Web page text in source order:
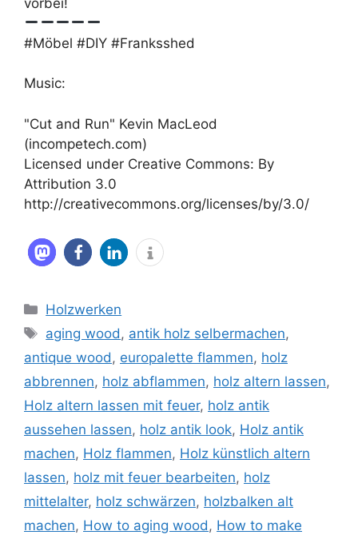
#Möbel #DIY #Franksshed
Music:
"Cut and Run" Kevin MacLeod
(incompetech.com)
Licensed under Creative Commons: By
Attribution 3.0
http://creativecommons.org/licenses/by/3.0/
Kategorien
Holzwerken
Schlagwörter
aging wood, antik holz selbermachen,
antique wood, europalette flammen, holz
abbrennen, holz abflammen, holz altern lassen,
Holz altern lassen mit feuer, holz antik
aussehen lassen, holz antik look, Holz antik
machen, Holz flammen, Holz künstlich altern
lassen, holz mit feuer bearbeiten, holz
mittelalter, holz schwärzen, holzbalken alt
machen, How to aging wood, How to make